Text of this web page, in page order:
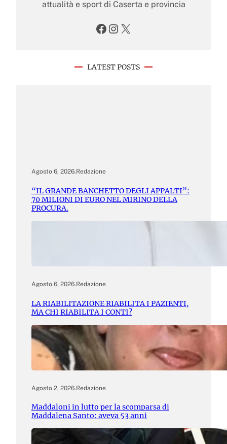
attualità e sport di Caserta e provincia
Facebook Instagram X
LATEST POSTS
Agosto 6, 2026.Redazione
“IL GRANDE BANCHETTO DEGLI APPALTI”:
70 MILIONI DI EURO NEL MIRINO DELLA
PROCURA.
Agosto 6, 2026.Redazione
LA RIABILITAZIONE RIABILITA I PAZIENTI,
MA CHI RIABILITA I CONTI?
Agosto 2, 2026.Redazione
Maddaloni in lutto per la scomparsa di
Maddalena Santo: aveva 53 anni